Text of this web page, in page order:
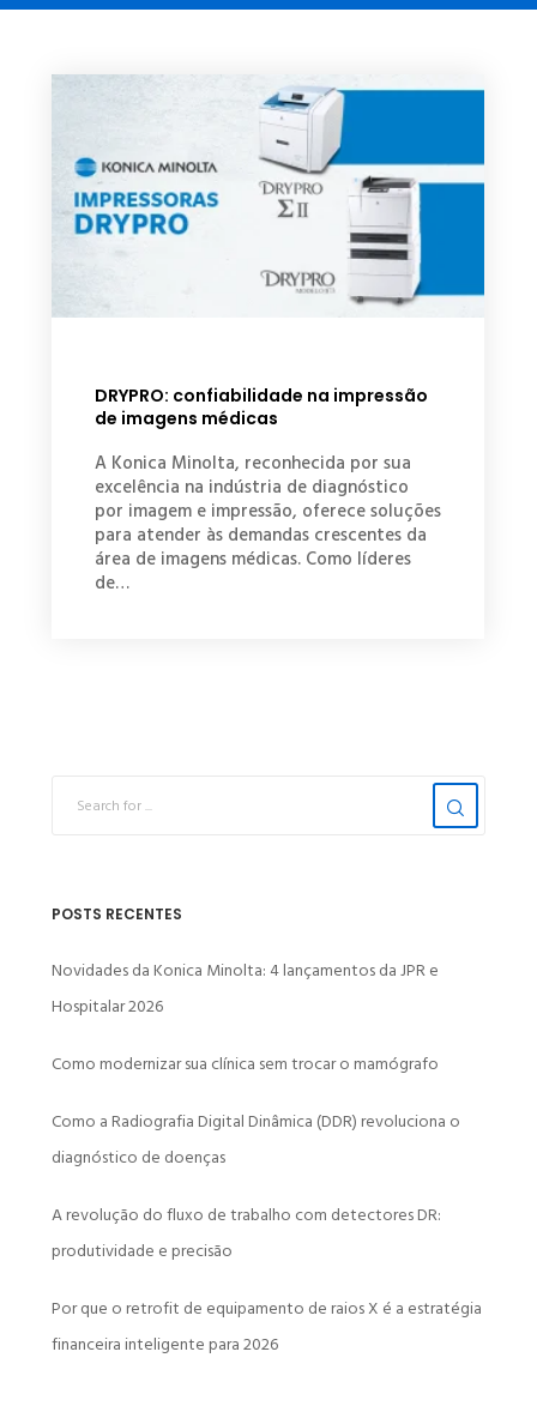
DRYPRO: confiabilidade na impressão
de imagens médicas
A Konica Minolta, reconhecida por sua
excelência na indústria de diagnóstico
por imagem e impressão, oferece soluções
para atender às demandas crescentes da
área de imagens médicas. Como líderes
de…
POSTS RECENTES
Novidades da Konica Minolta: 4 lançamentos da JPR e
Hospitalar 2026
Como modernizar sua clínica sem trocar o mamógrafo
Como a Radiografia Digital Dinâmica (DDR) revoluciona o
diagnóstico de doenças
A revolução do fluxo de trabalho com detectores DR:
produtividade e precisão
Por que o retrofit de equipamento de raios X é a estratégia
financeira inteligente para 2026